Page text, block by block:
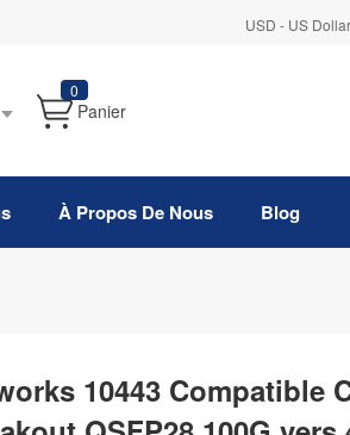
USD - US Dollar
0
Panier
À Propos De Nous Blog
10443 Compatible